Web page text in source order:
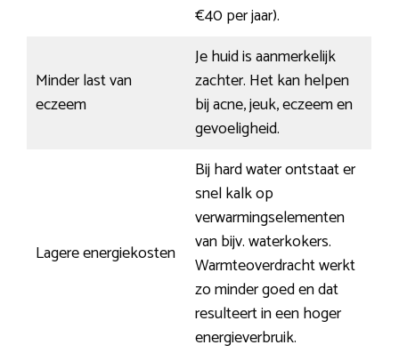
€40 per jaar).
Minder last van
eczeem
Je huid is aanmerkelijk
zachter. Het kan helpen
bij acne, jeuk, eczeem en
gevoeligheid.
Lagere energiekosten
Bij hard water ontstaat er
snel kalk op
verwarmingselementen
van bijv. waterkokers.
Warmteoverdracht werkt
zo minder goed en dat
resulteert in een hoger
energieverbruik.